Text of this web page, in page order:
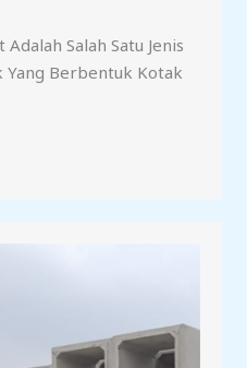
Salah Satu Jenis
Berbentuk Kotak